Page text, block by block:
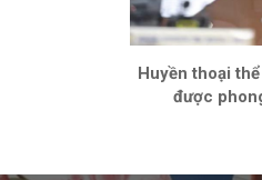
Huyền thoại
được